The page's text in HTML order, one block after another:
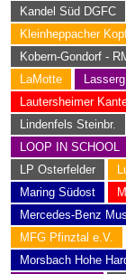
Kandel Süd DGFC
Kleinheppacher
Kobern-Gondorf -
LaMotte
Lautersheimer
Lindenfels Steinbr.
LOOP IN SCHOOL
LP Osterfelder
Maring Südost
Mercedes-Benz
MFG Pfinztal e.V.
Morsbach Hohe